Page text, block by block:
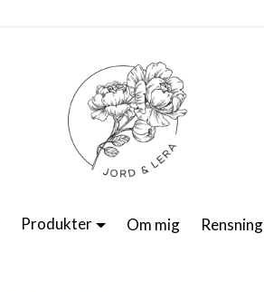
Produkter Om mig Rensning